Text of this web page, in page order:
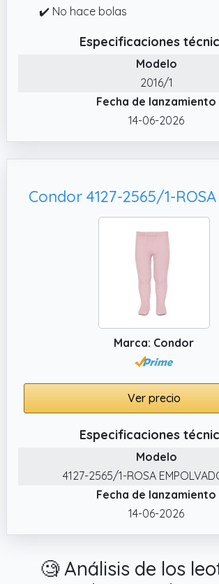
✔️ No hace bolas
Especificaciones
Modelo
2016/1
Fecha de lanzamiento
14-06-2026
Marca: Condor
Ver precio
Especificaciones
Modelo
4127-2565/1-ROSA
Fecha de lanzamiento
14-06-2026
🧐 Análisis de los